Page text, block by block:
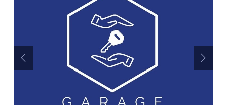
Précédent